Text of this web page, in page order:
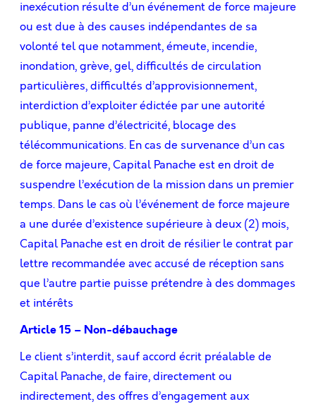
inexécution résulte d’un événement de force majeure
ou est due à des causes indépendantes de sa
volonté tel que notamment, émeute, incendie,
inondation, grève, gel, difficultés de circulation
particulières, difficultés d’approvisionnement,
interdiction d’exploiter édictée par une autorité
publique, panne d’électricité, blocage des
télécommunications. En cas de survenance d’un cas
de force majeure, Capital Panache est en droit de
suspendre l’exécution de la mission dans un premier
temps. Dans le cas où l’événement de force majeure
a une durée d’existence supérieure à deux (2) mois,
Capital Panache est en droit de résilier le contrat par
lettre recommandée avec accusé de réception sans
que l’autre partie puisse prétendre à des dommages
et intérêts
Article 15 – Non-débauchage
Le client s’interdit, sauf accord écrit préalable de
Capital Panache, de faire, directement ou
indirectement, des offres d’engagement aux